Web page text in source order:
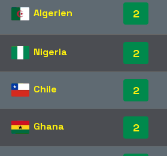
Algerien 2
Nigeria 2
Chile 2
Ghana 2